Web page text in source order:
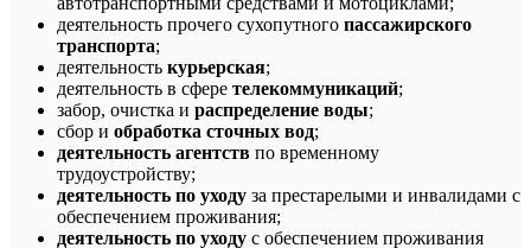
деятельность прочего сухопутного пассажирского
транспорта;
деятельность курьерская;
деятельность в сфере телекоммуникаций;
забор, очистка и распределение воды;
сбор и обработка сточных вод;
деятельность агентств по временному
трудоустройству;
деятельность по уходу за престарелыми и инвалидами с
обеспечением проживания;
деятельность по уходу с обеспечением проживания